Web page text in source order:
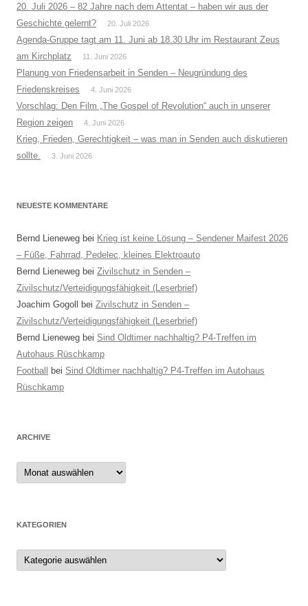
20. Juli 2026 – 82 Jahre nach dem Attentat – haben wir aus der
Geschichte gelernt?
20. Juli 2026
Agenda-Gruppe tagt am 11. Juni ab 18.30 Uhr im Restaurant Zeus
am Kirchplatz
11. Juni 2026
Planung von Friedensarbeit in Senden – Neugründung des
Friedenskreises
4. Juni 2026
Vorschlag: Den Film „The Gospel of Revolution“ auch in unserer
Region zeigen
4. Juni 2026
Krieg, Frieden, Gerechtigkeit – was man in Senden auch diskutieren
sollte.
3. Juni 2026
NEUESTE KOMMENTARE
Bernd Lieneweg bei Krieg ist keine Lösung – Sendener Maifest 2026
– Füße, Fahrrad, Pedelec, kleines Elektroauto
Bernd Lieneweg bei Zivilschutz in Senden –
Zivilschutz/Verteidigungsfähigkeit (Leserbrief)
Joachim Gogoll
bei Zivilschutz in Senden –
Zivilschutz/Verteidigungsfähigkeit (Leserbrief)
Bernd Lieneweg bei Sind Oldtimer nachhaltig? P4-Treffen im
Autohaus Rüschkamp
Football
bei Sind Oldtimer nachhaltig? P4-Treffen im Autohaus
Rüschkamp
ARCHIVE
Archive
KATEGORIEN
Kategorien